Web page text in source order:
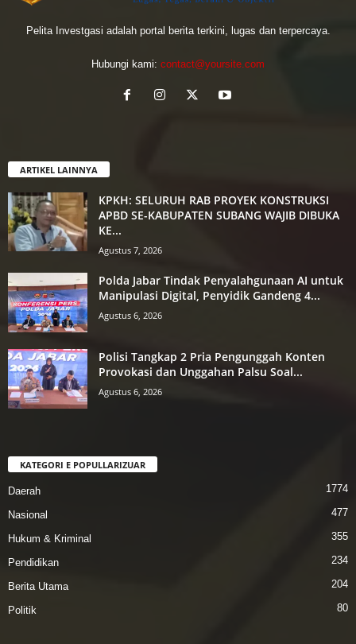
Pelita Investgasi adalah portal berita terkini, lugas dan terpercaya.
Hubungi kami: contact@yoursite.com
ARTIKEL LAINNYA
KPKH: SELURUH RAB PROYEK KONSTRUKSI
APBD SE-KABUPATEN SUBANG WAJIB DIBUKA
KE...
Agustus 7, 2026
Polda Jabar Tindak Penyalahgunaan AI untuk
Manipulasi Digital, Penyidik Gandeng 4...
Agustus 6, 2026
Polisi Tangkap 2 Pria Pengunggah Konten
Provokasi dan Unggahan Palsu Soal...
Agustus 6, 2026
KATEGORI E POPULLARIZUAR
Daerah 1774
Nasional 477
Hukum & Kriminal 355
Pendidikan 234
Berita Utama 204
Politik 80